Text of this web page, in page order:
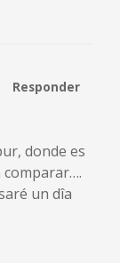
Responder
donde es
comparar….
un dîa